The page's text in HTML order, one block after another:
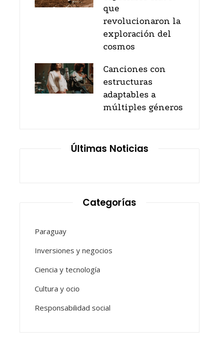
que
revolucionaron la
exploración del
cosmos
Canciones con
estructuras
adaptables a
múltiples géneros
Últimas Noticias
Categorías
Paraguay
Inversiones y negocios
Ciencia y tecnología
Cultura y ocio
Responsabilidad social